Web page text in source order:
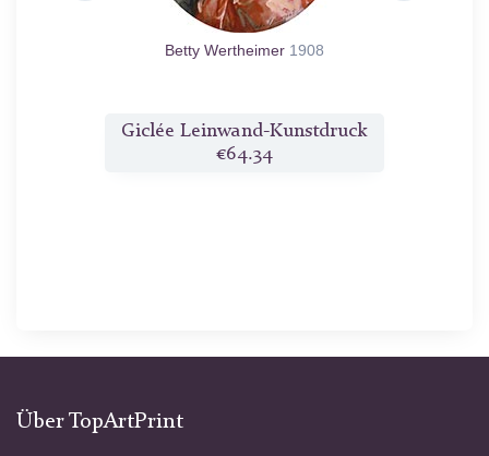
Betty Wertheimer 1908
Giclée Leinwand-Kunstdruck
€64.34
Über TopArtPrint